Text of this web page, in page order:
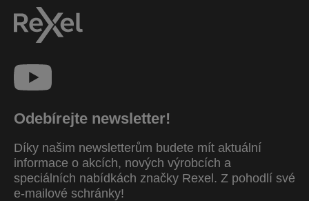
Odebírejte newsletter!
Díky našim newsletterům budete mít aktuální
informace o akcích, nových výrobcích a
speciálních nabídkách značky Rexel. Z pohodlí své
e-mailové schránky!